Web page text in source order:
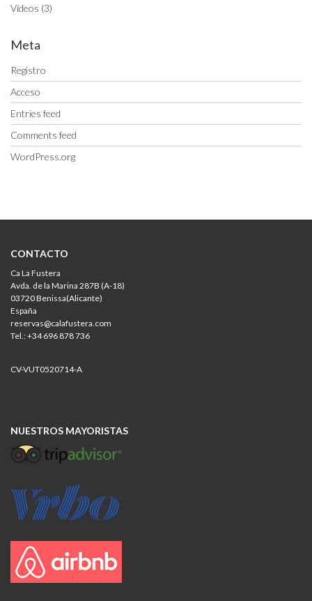
Vídeos (3)
Meta
Registro
Acceso
Entries feed
Comments feed
WordPress.org
CONTACTO
Ca La Fustera
Avda. de la Marina 287B (A-18)
03720 Benissa(Alicante)
España
reservas@calafustera.com
Tel.: +34 696 878 736
CV-VUT0520714-A
NUESTROS MAYORISTAS